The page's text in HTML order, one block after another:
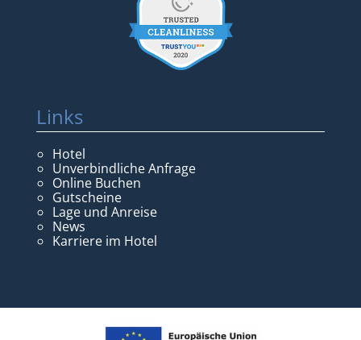
Links
Hotel
Unverbindliche Anfrage
Online Buchen
Gutscheine
Lage und Anreise
News
Karriere im Hotel